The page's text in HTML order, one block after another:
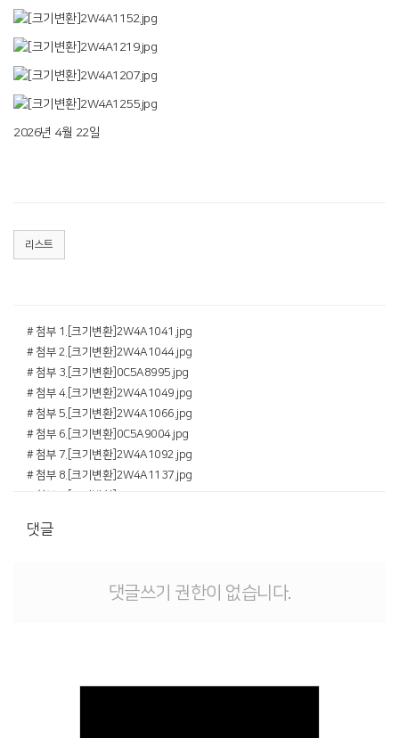
2026년 4월 22일
리스트
# 첨부 1.[크기변환]2W4A1041.jpg
# 첨부 2.[크기변환]2W4A1044.jpg
# 첨부 3.[크기변환]0C5A8995.jpg
# 첨부 4.[크기변환]2W4A1049.jpg
# 첨부 5.[크기변환]2W4A1066.jpg
# 첨부 6.[크기변환]0C5A9004.jpg
# 첨부 7.[크기변환]2W4A1092.jpg
# 첨부 8.[크기변환]2W4A1137.jpg
# 첨부 9.[크기변환]0C5A9089.jpg
# 첨부 11.[크기변환]2W4A1152.jpg
# 첨부 14.[크기변환]2W4A1255.jpg
댓글
댓글쓰기 권한이 없습니다.